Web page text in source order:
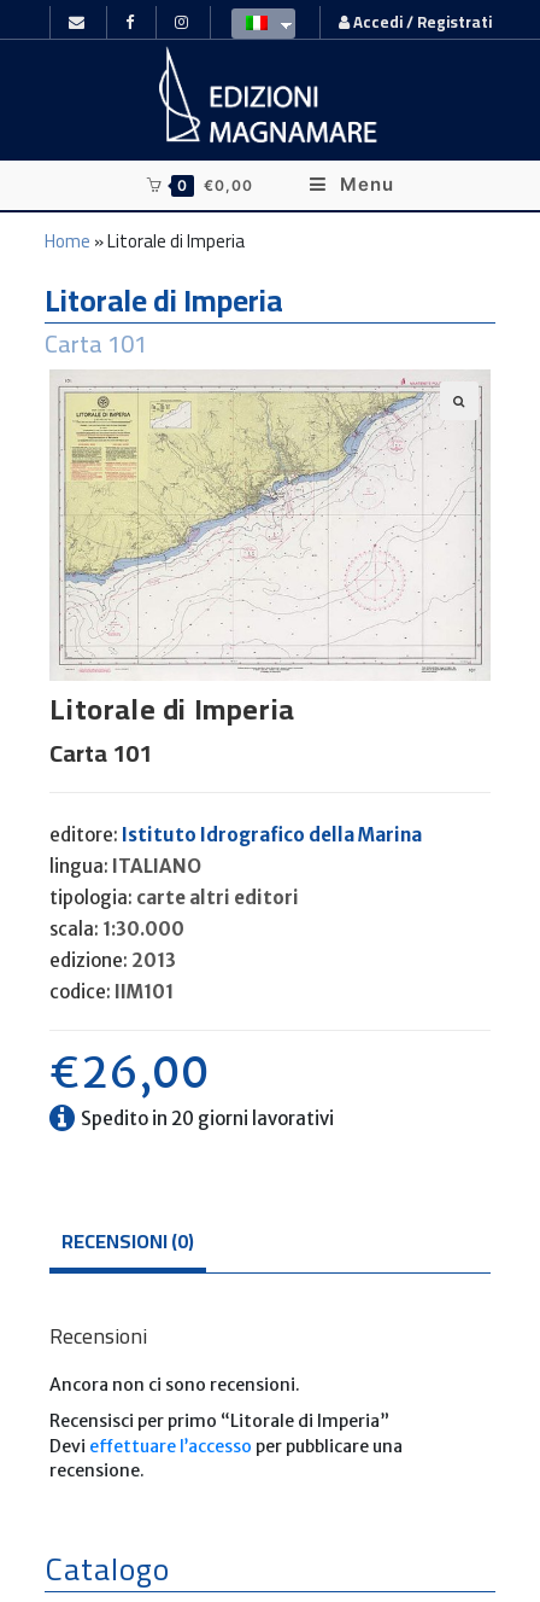
Accedi / Registrati
0 €0,00 Menu
Home»Litorale di Imperia
Litorale di Imperia
Carta 101
Litorale di Imperia
Carta 101
editore: Istituto Idrografico della Marina
lingua: ITALIANO
tipologia: carte altri editori
scala: 1:30.000
edizione: 2013
codice: IIM101
€26,00
Spedito in 20 giorni lavorativi
RECENSIONI (0)
Recensioni
Ancora non ci sono recensioni.
Recensisci per primo “Litorale di Imperia”
Devi effettuare l’accesso per pubblicare una
recensione.
Catalogo